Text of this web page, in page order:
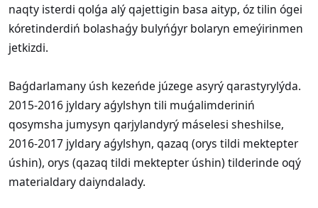
naqty isterdi qolǵa alý qajettigin basa aityp, óz tilin ógei
kóretinderdiń bolashaǵy bulyńǵyr bolaryn emeýirinmen
jetkizdi.
​Baǵdarlamany úsh kezeńde júzege asyrý qarastyrylýda.
2015-2016 jyldary aǵylshyn tili muǵalimderiniń
qosymsha jumysyn qarjylandyrý máselesi sheshilse,
2016-2017 jyldary aǵylshyn, qazaq (orys tildi mektepter
úshin), orys (qazaq tildi mektepter úshin) tilderinde oqý
materialdary daiyndalady.